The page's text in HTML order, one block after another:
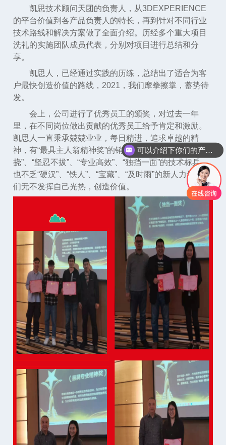
凯思技术顾问天团的负责人，从3DEXPERIENCE
的平台价值到各产品负责人的特长，再到针对不同行业
技术路线和解决方案做了全面介绍。历经多个重大项目
洗礼的实施团队成员代表，分别对项目进行总结和分
享。
凯思人，已经通过实践的历练，总结出了适合为客
户最快创造价值的路线，2021，我们摩拳擦掌，蓄势待
发。
会上，公司进行了优秀员工的颁奖，对过去一年
里，在不同岗位做出贡献的优秀员工给予肯定和激励。
凯思人一直秉承兢兢业业，每日精进，追求卓越的精
神，有“最具主人翁精神奖”的销售精英，有“百折不
挠”、“坚忍不拔”、“专业高效”、“独挡一面”的技术标兵，
也不乏“硬汉”、“铁人”、“宝藏”、“及时雨”的新人力量，他
们无不发挥自己光热，创造价值。
可以介绍下你们的产品么